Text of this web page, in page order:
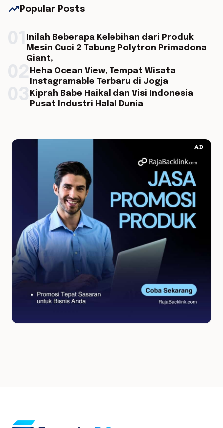
trending_up Popular Posts
Inilah Beberapa Kelebihan dari Produk
Mesin Cuci 2 Tabung Polytron Primadona
Giant,
Heha Ocean View, Tempat Wisata
Instagramable Terbaru di Jogja
Kiprah Babe Haikal dan Visi Indonesia
Pusat Industri Halal Dunia
AD